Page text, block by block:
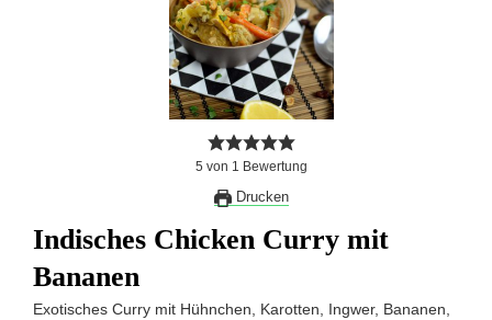
5 von 1 Bewertung
Drucken
Indisches Chicken Curry mit
Bananen
Exotisches Curry mit Hühnchen, Karotten, Ingwer, Bananen,